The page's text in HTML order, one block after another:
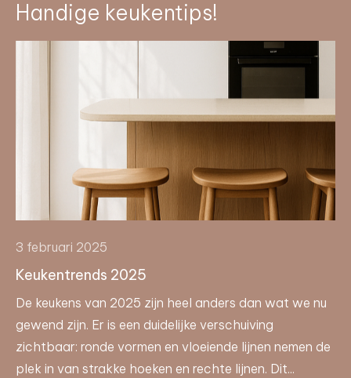
Handige keukentips!
3 februari 2025
Keukentrends 2025
De keukens van 2025 zijn heel anders dan wat we nu
gewend zijn. Er is een duidelijke verschuiving
zichtbaar: ronde vormen en vloeiende lijnen nemen de
plek in van strakke hoeken en rechte lijnen. Dit...